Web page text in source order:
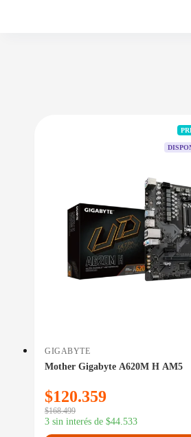
GIGABYTE
Mother Gigabyte A620M H AM5
$120.359
$168.499
3 sin interés de $44.533